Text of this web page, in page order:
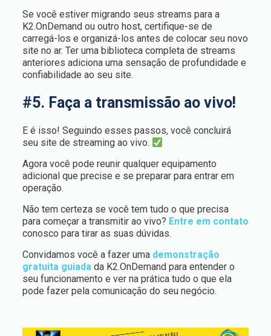
Se você estiver migrando seus streams para a
K2.OnDemand ou outro host, certifique-se de
carregá-los e organizá-los antes de colocar seu novo
site no ar. Ter uma biblioteca completa de streams
anteriores adiciona uma sensação de profundidade e
confiabilidade ao seu site.
#5. Faça a transmissão ao vivo!
E é isso! Seguindo esses passos, você concluirá
seu site de streaming ao vivo.
Agora você pode reunir qualquer equipamento
adicional que precise e se preparar para entrar em
operação.
Não tem certeza se você tem tudo o que precisa
para começar a transmitir ao vivo? Entre em contato
conosco para tirar as suas dúvidas.
Convidamos você a fazer uma demonstração
gratuita guiadada K2.OnDemand para entender o
seu funcionamento e ver na prática tudo o que ela
pode fazer pela comunicação do seu negócio.